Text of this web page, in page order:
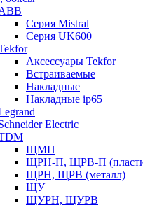
Серия Mistral
Серия UK600
Аксессуары Tekfor
Встраиваемые
Накладные
Накладные ip65
Electric
ЩМП
ЩРН-П, ЩРВ-П
ЩРН, ЩРВ (металл)
ЩУ
ЩУРН, ЩУРВ